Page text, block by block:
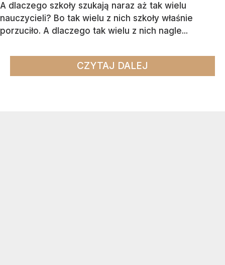
A dlaczego szkoły szukają naraz aż tak wielu
nauczycieli? Bo tak wielu z nich szkoły właśnie
porzuciło. A dlaczego tak wielu z nich nagle...
CZYTAJ DALEJ